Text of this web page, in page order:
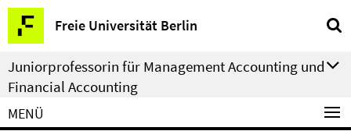
Springe
direkt
zu
Inhalt
Freie Universität Berlin
Service-
Navigation
Juniorprofessorin für Management Accounting und
Financial Accounting
MENÜ